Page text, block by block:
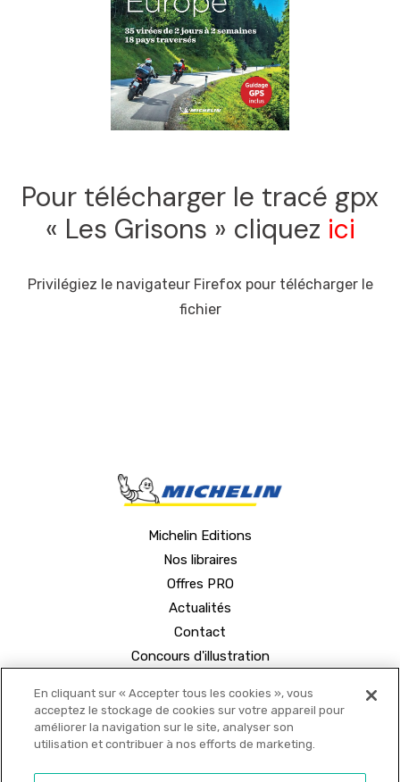
Pour télécharger le tracé gpx
« Les Grisons » cliquez ici
Privilégiez le navigateur Firefox pour télécharger le
fichier
Michelin Editions
Nos libraires
Offres PRO
Actualités
Contact
Concours d'illustration
En cliquant sur « Accepter tous les cookies », vous
acceptez le stockage de cookies sur votre appareil pour
améliorer la navigation sur le site, analyser son
utilisation et contribuer à nos efforts de marketing.